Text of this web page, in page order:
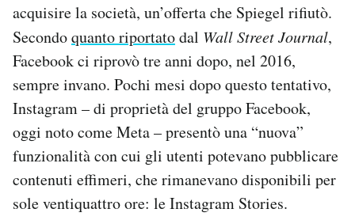
acquisire la società, un’offerta che Spiegel rifiutò.
Secondoquanto riportatodal Wall Street Journal,
Facebook ci riprovò tre anni dopo, nel 2016,
sempre invano. Pochi mesi dopo questo tentativo,
Instagram – di proprietà del gruppo Facebook,
oggi noto come Meta – presentò una “nuova”
funzionalità con cui gli utenti potevano pubblicare
contenuti effimeri, che rimanevano disponibili per
sole ventiquattro ore: le Instagram Stories.